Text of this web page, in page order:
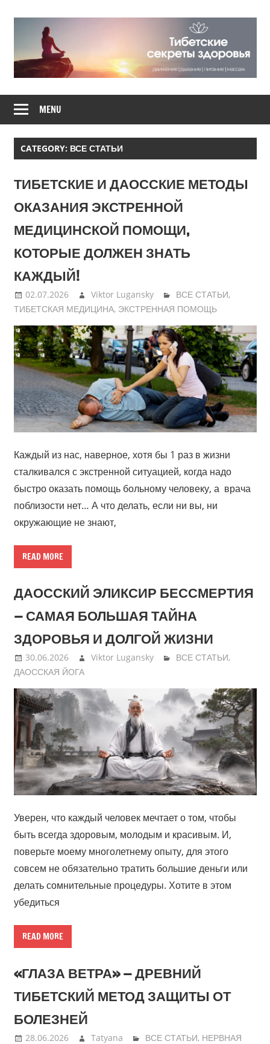
ТИБЕТСКИЕ
СЕКРЕТЫ
ЗДОРОВЬЯ
дыхание,
питание,
MENU
CATEGORY: ВСЕ СТАТЬИ
ТИБЕТСКИЕ И ДАОССКИЕ МЕТОДЫ
ОКАЗАНИЯ ЭКСТРЕННОЙ
МЕДИЦИНСКОЙ ПОМОЩИ,
КОТОРЫЕ ДОЛЖЕН ЗНАТЬ
КАЖДЫЙ!
02.07.2026 Viktor Lugansky ВСЕ СТАТЬИ,
ТИБЕТСКАЯ МЕДИЦИНА, ЭКСТРЕННАЯ ПОМОЩЬ
Каждый из нас, наверное, хотя бы 1 раз в жизни
сталкивался с экстренной ситуацией, когда надо
быстро оказать помощь больному человеку, а врача
поблизости нет… А что делать, если ни вы, ни
окружающие не знают,
READ MORE
ДАОССКИЙ ЭЛИКСИР БЕССМЕРТИЯ
— САМАЯ БОЛЬШАЯ ТАЙНА
ЗДОРОВЬЯ И ДОЛГОЙ ЖИЗНИ
30.06.2026 Viktor Lugansky ВСЕ СТАТЬИ,
ДАОССКАЯ ЙОГА
Уверен, что каждый человек мечтает о том, чтобы
быть всегда здоровым, молодым и красивым. И,
поверьте моему многолетнему опыту, для этого
совсем не обязательно тратить большие деньги или
делать сомнительные процедуры. Хотите в этом
убедиться
READ MORE
«ГЛАЗА ВЕТРА» — ДРЕВНИЙ
ТИБЕТСКИЙ МЕТОД ЗАЩИТЫ ОТ
БОЛЕЗНЕЙ
28.06.2026 Tatyana ВСЕ СТАТЬИ, НЕРВНАЯ